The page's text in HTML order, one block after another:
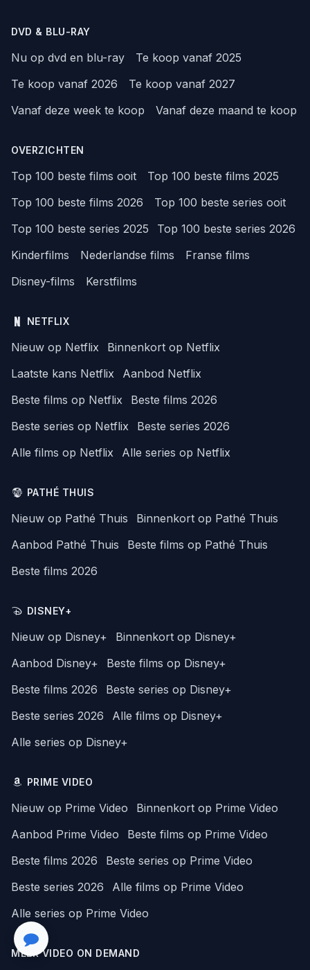
DVD & BLU-RAY
Nu op dvd en blu-ray
Te koop vanaf 2025
Te koop vanaf 2026
Te koop vanaf 2027
Vanaf deze week te koop
Vanaf deze maand te koop
OVERZICHTEN
Top 100 beste films ooit
Top 100 beste films 2025
Top 100 beste films 2026
Top 100 beste series ooit
Top 100 beste series 2025
Top 100 beste series 2026
Kinderfilms
Nederlandse films
Franse films
Disney-films
Kerstfilms
NETFLIX
Nieuw op Netflix
Binnenkort op Netflix
Laatste kans Netflix
Aanbod Netflix
Beste films op Netflix
Beste films 2026
Beste series op Netflix
Beste series 2026
Alle films op Netflix
Alle series op Netflix
PATHÉ THUIS
Nieuw op Pathé Thuis
Binnenkort op Pathé Thuis
Aanbod Pathé Thuis
Beste films op Pathé Thuis
Beste films 2026
DISNEY+
Nieuw op Disney+
Binnenkort op Disney+
Aanbod Disney+
Beste films op Disney+
Beste films 2026
Beste series op Disney+
Beste series 2026
Alle films op Disney+
Alle series op Disney+
PRIME VIDEO
Nieuw op Prime Video
Binnenkort op Prime Video
Aanbod Prime Video
Beste films op Prime Video
Beste films 2026
Beste series op Prime Video
Beste series 2026
Alle films op Prime Video
Alle series op Prime Video
MEER VIDEO ON DEMAND